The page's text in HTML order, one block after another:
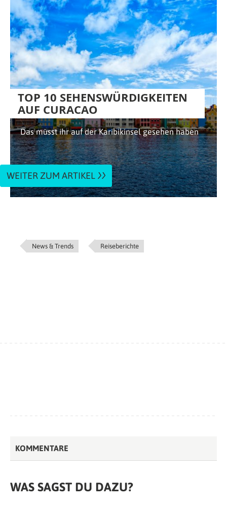
TOP 10 SEHENSWÜRDIGKEITEN
AUF CURACAO
Das müsst ihr auf der Karibikinsel gesehen haben
WEITER ZUM ARTIKEL
News & Trends Reiseberichte
KOMMENTARE
WAS SAGST DU DAZU?